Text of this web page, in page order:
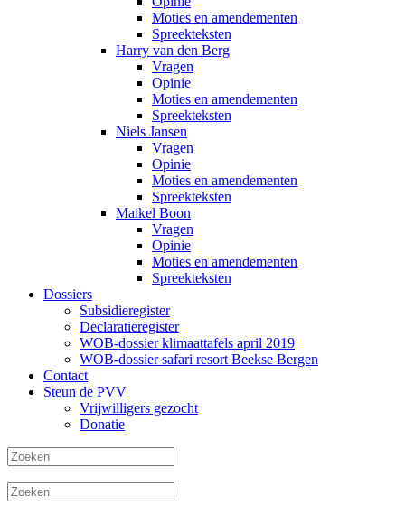
Moties en amendementen
Spreekteksten
Harry van den Berg
Vragen
Opinie
Moties en amendementen
Spreekteksten
Niels Jansen
Vragen
Opinie
Moties en amendementen
Spreekteksten
Maikel Boon
Vragen
Opinie
Moties en amendementen
Spreekteksten
Dossiers
Subsidieregister
Declaratieregister
WOB-dossier klimaattafels april 2019
WOB-dossier safari resort Beekse Bergen
Contact
Steun de PVV
Vrijwilligers gezocht
Donatie